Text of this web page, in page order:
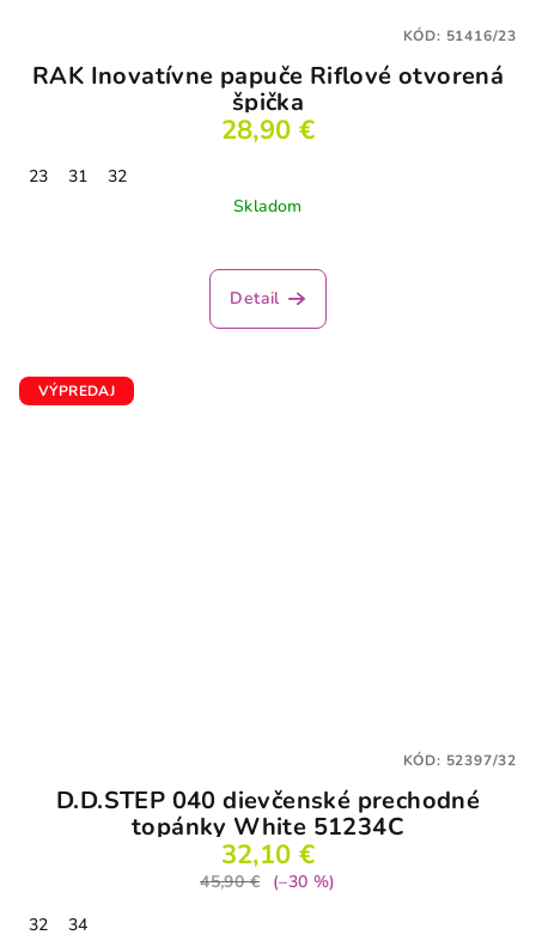
RAK Inovatívne papuče Riflové otvorená
špička
28,90 €
23 31
32
Skladom
Detail
KÓD: 51416/23
VÝPREDAJ
D.D.STEP 040 dievčenské prechodné
topánky White 51234C
32,10 €
45,90 €
(–30 %)
32
34
KÓD: 52397/32